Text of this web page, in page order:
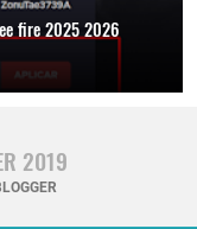
fire 2025 2026
2019